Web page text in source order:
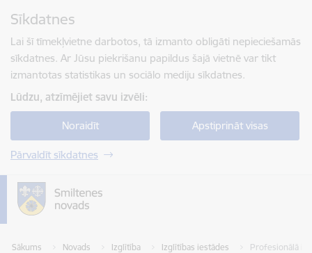
Sīkdatnes
Lai šī tīmekļvietne darbotos, tā izmanto obligāti nepieciešamās
sīkdatnes. Ar Jūsu piekrišanu papildus šajā vietnē var tikt
izmantotas statistikas un sociālo mediju sīkdatnes.
Lūdzu, atzīmējiet savu izvēli:
Noraidīt Apstiprināt visas
Pārvaldīt sīkdatnes
Sākums Novads Izglītība Izglītības iestādes Profesionālā